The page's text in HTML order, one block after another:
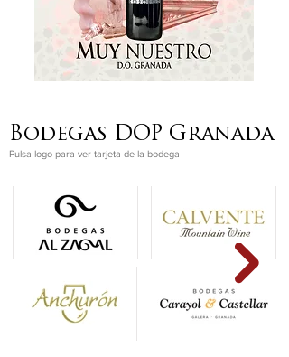
Bodegas DOP Granada
Pulsa logo para ver tarjeta de la bodega